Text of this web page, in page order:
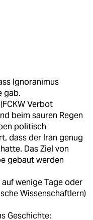
Ignoranimus
gab.
Verbot
beim sauren Regen
politisch
dass der Iran genug
Das Ziel von
gebaut werden
wenige Tage oder
Wissenschaftlern)
Geschichte: